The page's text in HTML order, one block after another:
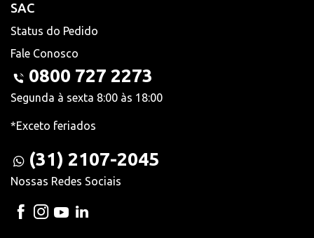
SAC
Status do Pedido
Fale Conosco
0800 727 2273
Segunda à sexta 8:00 às 18:00
*Exceto feriados
(31) 2107-2045
Nossas Redes Sociais